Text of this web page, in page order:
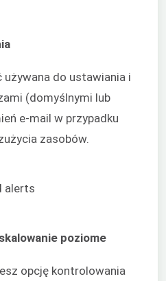
używana do ustawiania i
(domyślnymi lub
e-mail w przypadku
zasobów.
poziome
opcję kontrolowania